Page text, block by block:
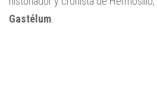
Gastélum